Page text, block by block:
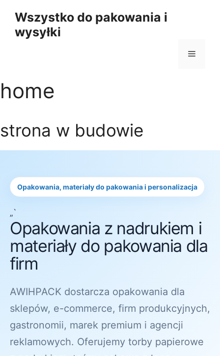
treści
Wszystko do pakowania i
wysyłki
Menu
home
strona w budowie
Opakowania, materiały do pakowania i personalizacja
„`
Opakowania z nadrukiem i
materiały do pakowania dla
firm
AWIHPACK dostarcza opakowania dla
sklepów, e-commerce, firm produkcyjnych,
gastronomii, marek premium i agencji
reklamowych. Oferujemy torby papierowe